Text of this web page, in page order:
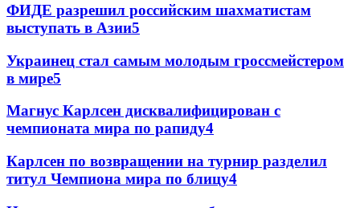
ФИДЕ разрешил российским шахматистам
выступать в Азии5
Украинец стал самым молодым гроссмейстером
в мире5
Магнус Карлсен дисквалифицирован с
чемпионата мира по рапиду4
Карлсен по возвращении на турнир разделил
титул Чемпиона мира по блицу4